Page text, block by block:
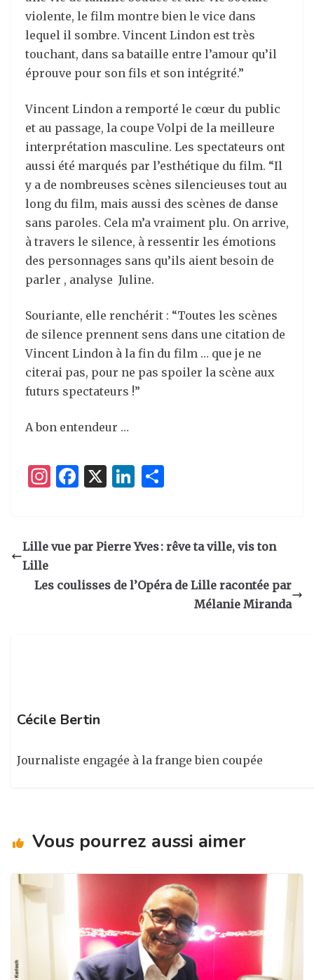
violente, le film montre bien le vice dans
lequel il sombre. Vincent Lindon est très
touchant, dans sa bataille entre l’amour qu’il
éprouve pour son fils et son intégrité.”
Vincent Lindon a remporté le cœur du public
et au passage, la coupe Volpi de la meilleure
interprétation masculine. Les spectateurs ont
aussi été marqués par l’esthétique du film. “Il
y a de nombreuses scènes silencieuses tout au
long du film, mais aussi des scènes de danse
sans paroles. Cela m’a vraiment plu. On arrive,
à travers le silence, à ressentir les émotions
des personnages sans qu’ils aient besoin de
parler , analyse Juline.
Souriante, elle renchérit : “Toutes les scènes
de silence prennent sens dans une citation de
Vincent Lindon à la fin du film … que je ne
citerai pas, pour ne pas spoiler la scène aux
futurs spectateurs !”
A bon entendeur …
I
a
ra
F
e
o
X
Li
e
n
g
Lille vue par Pierre Yves : rêve ta ville, vis ton
Lille
Les coulisses de l’Opéra de Lille racontée par
Mélanie Miranda
Cécile Bertin
Journaliste engagée à la frange bien coupée
Vous pourrez aussi aimer